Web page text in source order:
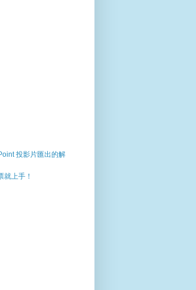
投影片匯出的解
就上手！